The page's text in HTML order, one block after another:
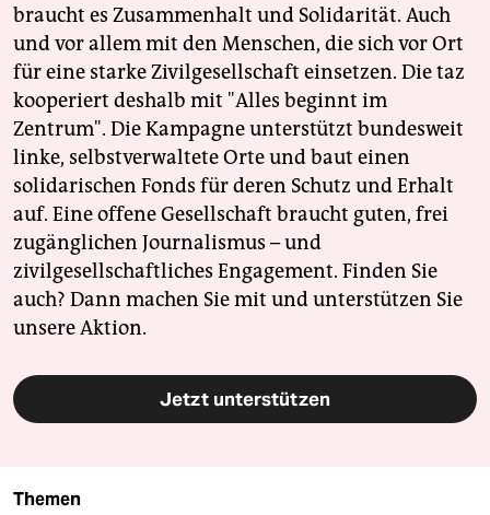
braucht es Zusammenhalt und Solidarität. Auch
und vor allem mit den Menschen, die sich vor Ort
für eine starke Zivilgesellschaft einsetzen. Die taz
kooperiert deshalb mit "Alles beginnt im
Zentrum". Die Kampagne unterstützt bundesweit
linke, selbstverwaltete Orte und baut einen
solidarischen Fonds für deren Schutz und Erhalt
auf. Eine offene Gesellschaft braucht guten, frei
zugänglichen Journalismus – und
zivilgesellschaftliches Engagement. Finden Sie
auch? Dann machen Sie mit und unterstützen Sie
unsere Aktion.
Jetzt unterstützen
Themen